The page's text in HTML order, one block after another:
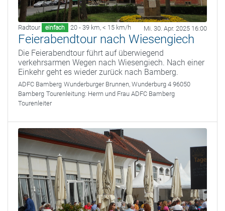
Radtour einfach 20 - 39 km, < 15 km/h Mi. 30. Apr. 2025 16:00
Feierabendtour nach Wiesengiech
Die Feierabendtour führt auf überwiegend
verkehrsarmen Wegen nach Wiesengiech. Nach einer
Einkehr geht es wieder zurück nach Bamberg.
ADFC Bamberg Wunderburger Brunnen, Wunderburg 4 96050
Bamberg Tourenleitung: Herrn und Frau ADFC Bamberg
Tourenleiter